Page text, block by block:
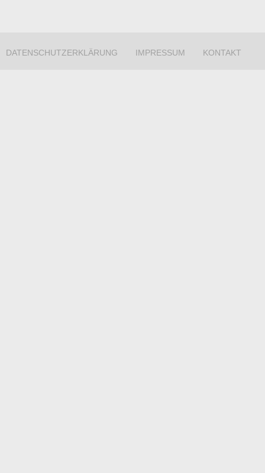
DATENSCHUTZERKLÄRUNG IMPRESSUM KONTAKT